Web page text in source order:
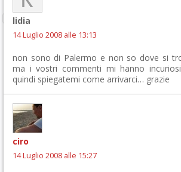
lidia
14 Luglio 2008 alle 13:13
non sono di Palermo e non so dove si
ma i vostri commenti mi hanno
quindi spiegatemi come arrivarci… grazie
ciro
14 Luglio 2008 alle 15:27